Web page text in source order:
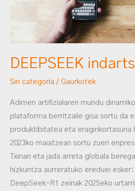
DEEPSEEK
Sin categoría / Gaurkotek
Adimen artifizialaren mundu
plataforma berritzaile gisa sortu da
produktibitatea eta eraginkortasuna
2023ko maiatzean sortu zuen
Txinan eta jada arreta globala
hizkuntza aurreratuko ereduei
DeepSeek-R1 zeinak 2025eko